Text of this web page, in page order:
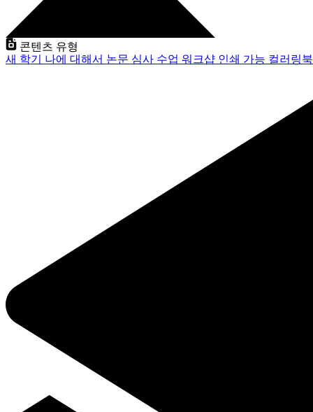
콘텐츠 유형
새 학기 나에 대해서 논문 심사 수업 워크샵 인쇄 가능 컬러링북